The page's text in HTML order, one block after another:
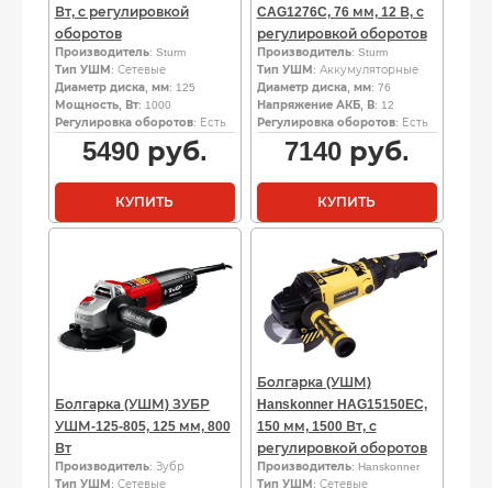
Вт, с регулировкой
оборотов
Производитель: Sturm
Тип УШМ : Сетевые
Диаметр диска, мм: 125
Мощность, Вт: 1000
Регулировка оборотов: Есть
5490руб.
КУПИТЬ
CAG1276C, 76 мм, 12 В, с
регулировкой оборотов
Производитель: Sturm
Тип УШМ : Аккумуляторные
Диаметр диска, мм: 76
Напряжение АКБ, В: 12
Регулировка оборотов: Есть
7140руб.
КУПИТЬ
Болгарка (УШМ) ЗУБР
УШМ-125-805, 125 мм, 800
Вт
Производитель: Зубр
Тип УШМ : Сетевые
Болгарка (УШМ)
Hanskonner HAG15150EC,
150 мм, 1500 Вт, с
регулировкой оборотов
Производитель: Hanskonner
Тип УШМ : Сетевые